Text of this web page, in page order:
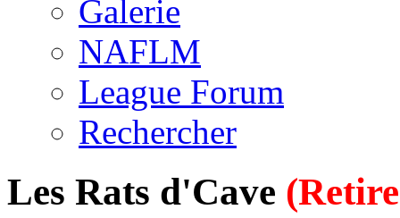
Galerie
NAFLM
League Forum
Rechercher
Les Rats d'Cave